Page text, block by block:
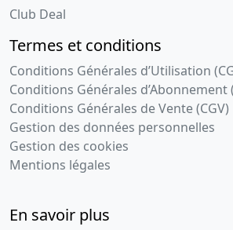
Club Deal
Termes et conditions
Conditions Générales d’Utilisation
Conditions Générales d’Abonnement
Conditions Générales de Vente (CGV)
Gestion des données personnelles
Gestion des cookies
Mentions légales
En savoir plus